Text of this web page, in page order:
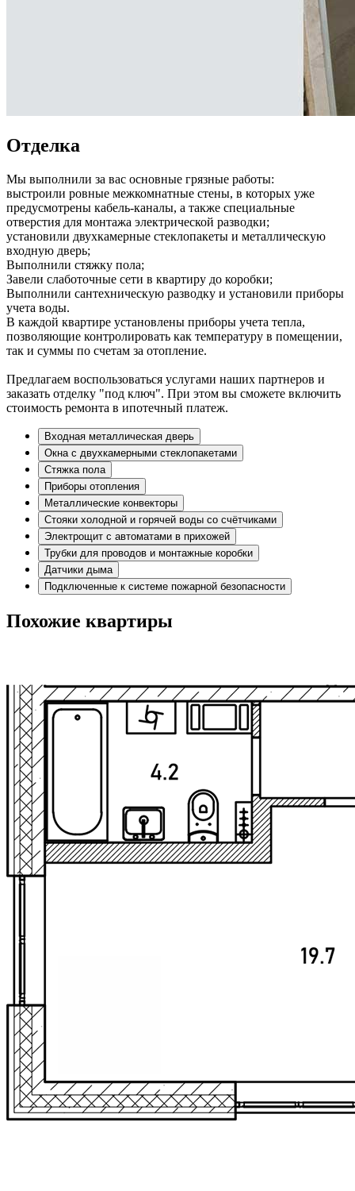
Отделка
Мы выполнили за вас основные грязные работы:
выстроили ровные межкомнатные стены, в которых уже
предусмотрены кабель-каналы, а также специальные
отверстия для монтажа электрической разводки;
установили двухкамерные стеклопакеты и металлическую
входную дверь;
Выполнили стяжку пола;
Завели слаботочные сети в квартиру до коробки;
Выполнили сантехническую разводку и установили приборы
учета воды.
В каждой квартире установлены приборы учета тепла,
позволяющие контролировать как температуру в помещении,
так и суммы по счетам за отопление.
Предлагаем воспользоваться услугами наших партнеров и
заказать отделку "под ключ". При этом вы сможете включить
стоимость ремонта в ипотечный платеж.
Входная металлическая дверь
Окна с двухкамерными стеклопакетами
Стяжка пола
Приборы отопления
Металлические конвекторы
Стояки холодной и горячей воды со счётчиками
Электрощит с автоматами в прихожей
Трубки для проводов и монтажные коробки
Датчики дыма
Подключенные к системе пожарной безопасности
Похожие квартиры